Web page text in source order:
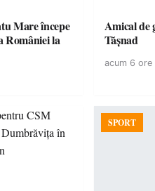
Mare începe
Amical de
Tășnad
acum 6 ore
SPORT